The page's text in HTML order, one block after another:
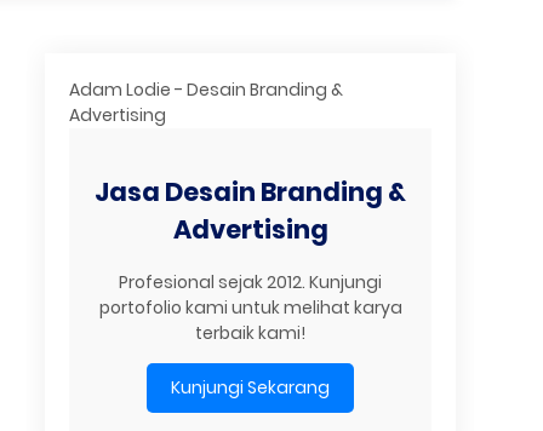
Adam Lodie - Desain Branding &
Advertising
Jasa Desain Branding &
Advertising
Profesional sejak 2012. Kunjungi
portofolio kami untuk melihat karya
terbaik kami!
Kunjungi Sekarang